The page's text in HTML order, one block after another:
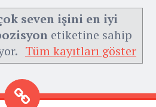
seven işini en iyi
etiketine sahip
Tüm kayıtları göster